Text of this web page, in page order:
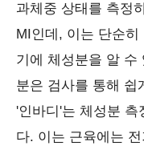
과체중 상태를 측정
MI인데, 이는 단순히
기에 체성분을 알 수
분은 검사를 통해 쉽
'인바디'는 체성분 측
다. 이는 근육에는